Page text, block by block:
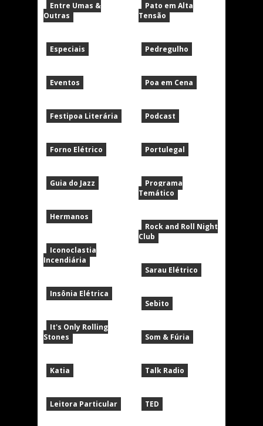
Entre Umas &
Outras
Especiais
Eventos
Festipoa Literária
Forno Elétrico
Guia do Jazz
Hermanos
Iconoclastia
Incendiária
Insônia Elétrica
It's Only Rolling
Stones
Katia
Leitora Particular
Pato em Alta
Tensão
Pedregulho
Poa em Cena
Podcast
Portulegal
Programa
Temático
Rock and Roll Night
Club
Sarau Elétrico
Sebito
Som & Fúria
Talk Radio
TED